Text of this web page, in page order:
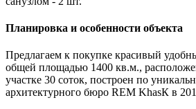
Планировка и особенности объекта
Предлагаем к покупке красивый
общей площадью 1400 кв.м.,
участке 30 соток, построен по
архитектурного бюро REM KhasК в